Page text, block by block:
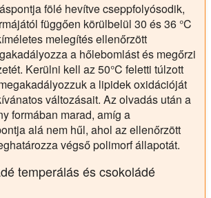
fölé hevítve cseppfolyósodik,
függően körülbelül 30 és 36 °C
melegítés ellenőrzött
a hőlebomlást és megőrzi
Kerülni kell az 50°C feletti túlzott
a lipidek oxidációját
változásait. Az olvadás után a
formában marad, amíg a
alá nem hűl, ahol az ellenőrzött
végső polimorf állapotát.
temperálás és csokoládé